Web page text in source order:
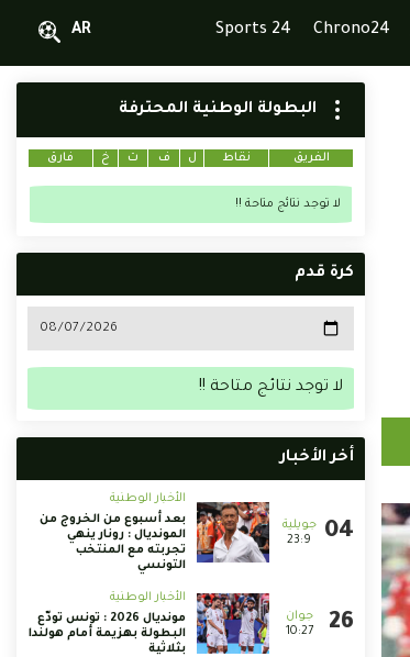
Chrono24
Sports 24
AR
البطولة الوطنية المحترفة
الفريق نقاط ل ف ت خ فارق
لا توجد نتائج متاحة !!
كرة قدم
لا توجد نتائج متاحة !!
أخر الأخبار
23:9
الأخبار الوطنية
بعد أسبوع من الخروج من
المونديال : رونار ينهي
تجربته مع المنتخب
التونسي
10:27
الأخبار الوطنية
مونديال 2026 : تونس تودّع
البطولة بهزيمة أمام هولندا
بثلاثية